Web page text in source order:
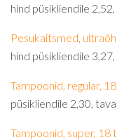
hind püsikliendile
Pesukaitsmed,
hind püsikliendile
Tampoonid, regular,
püsikliendile 2,30,
Tampoonid, super, 18